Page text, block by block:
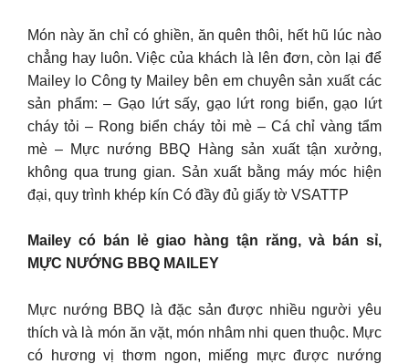
Món này ăn chỉ có ghiền, ăn quên thôi, hết hũ lúc nào
chẳng hay luôn. Việc của khách là lên đơn, còn lại để
Mailey lo Công ty Mailey bên em chuyên sản xuất các
sản phẩm: – Gạo lứt sấy, gạo lứt rong biển, gạo lứt
cháy tỏi – Rong biển cháy tỏi mè – Cá chỉ vàng tẩm
mè – Mực nướng BBQ Hàng sản xuất tận xưởng,
không qua trung gian. Sản xuất bằng máy móc hiện
đại, quy trình khép kín Có đầy đủ giấy tờ VSATTP
Mailey có bán lẻ giao hàng tận răng, và bán sỉ,
MỰC NƯỚNG BBQ MAILEY
Mực nướng BBQ là đặc sản được nhiều người yêu
thích và là món ăn vặt, món nhâm nhi quen thuộc. Mực
có hương vị thơm ngon, miếng mực được nướng